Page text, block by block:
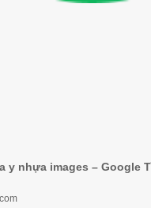
y nhựa images – Google